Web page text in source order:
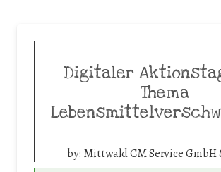
Digitaler
Thema
by: Mittwald CM Service GmbH